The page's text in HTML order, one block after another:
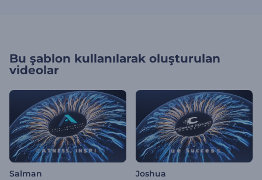
Bu şablon kullanılarak oluşturulan
videolar
Salman Joshua